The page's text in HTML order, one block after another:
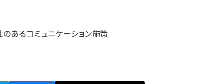
あるコミュニケーション施策